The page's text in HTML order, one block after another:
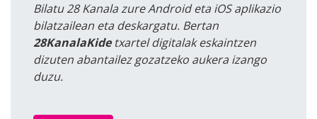
Bilatu 28 Kanala zure Android eta iOS aplikazio
bilatzailean eta deskargatu. Bertan
28KanalaKidetxartel digitalak eskaintzen
dizuten abantailez gozatzeko aukera izango
duzu.